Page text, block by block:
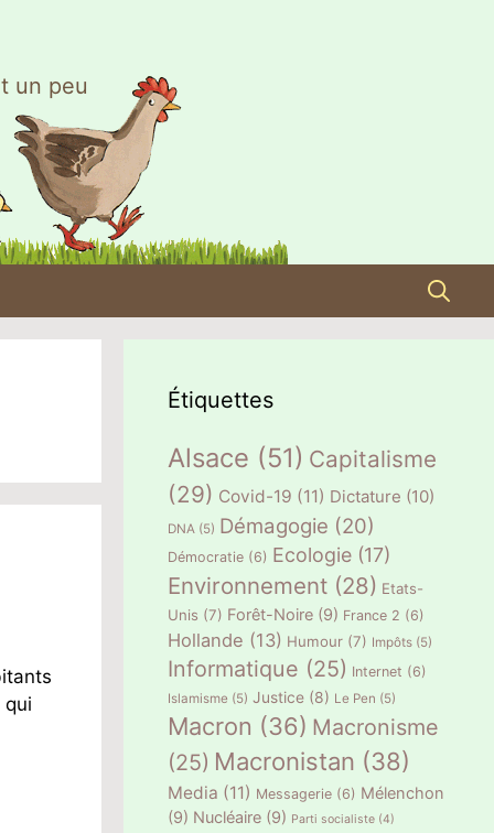
un peu
qui
Étiquettes
Alsace (51) Capitalisme
(29) Covid-19 (11) Dictature (10)
DNA (5) Démagogie (20)
Démocratie (6) Ecologie (17)
Environnement (28) Etats-
Unis (7) Forêt-Noire (9) France 2 (6)
Hollande (13) Humour (7) Impôts (5)
Informatique (25) Internet (6)
Islamisme (5) Justice (8) Le Pen (5)
Macron (36) Macronisme
(25) Macronistan (38)
Media (11) Messagerie (6) Mélenchon
(9) Nucléaire (9) Parti socialiste (4)